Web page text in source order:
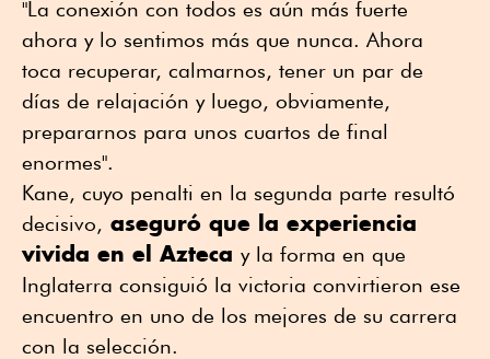
"La conexión con todos es aún más fuerte
ahora y lo sentimos más que nunca. Ahora
toca recuperar, calmarnos, tener un par de
días de relajación y luego, obviamente,
prepararnos para unos cuartos de final
enormes".
Kane, cuyo penalti en la segunda parte resultó
decisivo, aseguró que la experiencia
vivida en el Azteca y la forma en que
Inglaterra consiguió la victoria convirtieron ese
encuentro en uno de los mejores de su carrera
con la selección.